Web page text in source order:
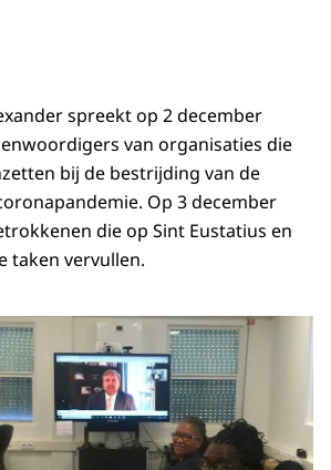
spreekt op 2 december
van organisaties die
bij de bestrijding van de
Op 3 december
die op Sint Eustatius en
taken vervullen.
personen zitten aan tafel en videobellen met de